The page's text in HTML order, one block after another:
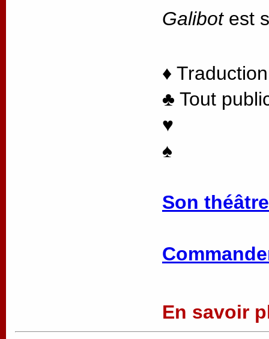
Galibotest
♦
♣ Tout
♥
♠
Son
En savoir